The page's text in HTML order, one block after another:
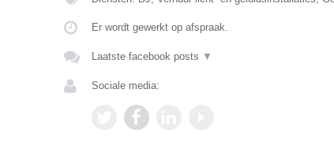
Er wordt gewerkt op afspraak.
Laatste facebook posts ▼
Sociale media: